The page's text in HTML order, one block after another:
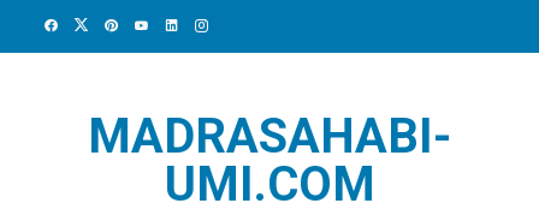
MADRASAHABI-
UMI.COM